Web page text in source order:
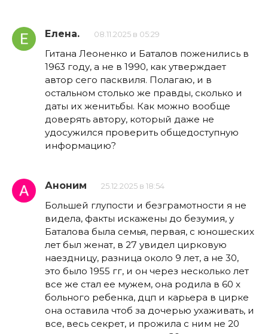
Елена. 08.11.2025 в 05:29
Гитана Леоненко и Баталов поженились в
1963 году, а не в 1990, как утверждает
автор сего пасквиля. Полагаю, и в
остальном столько же правды, сколько и
даты их женитьбы. Как можно вообще
доверять автору, который даже не
удосужился проверить общедоступную
информацию?
Аноним 25.12.2025 в 18:54
Большей глупости и безграмотности я не
видела, факты искажены до безумия, у
Баталова была семья, первая, с юношеских
лет был женат, в 27 увидел цирковую
наездницу, разница около 9 лет, а не 30,
это было 1955 гг, и он через несколько лет
все же стал ее мужем, она родила в 60 х
больного ребенка, дцп и карьера в цирке
она оставила чтоб за дочерью ухаживать, и
все, весь секрет, и прожила с ним не 20